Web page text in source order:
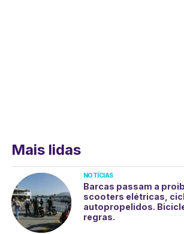
Mais lidas
NOTÍCIAS
Barcas passam a
scooters elétricas,
autopropelidos.
regras.